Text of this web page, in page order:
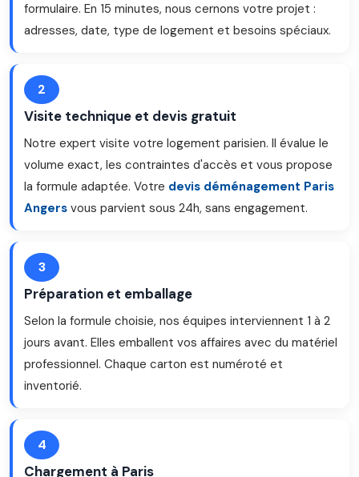
formulaire. En 15 minutes, nous cernons votre projet :
adresses, date, type de logement et besoins spéciaux.
2
Visite technique et devis gratuit
Notre expert visite votre logement parisien. Il évalue le
volume exact, les contraintes d'accès et vous propose
la formule adaptée. Votre devis déménagement Paris
Angers vous parvient sous 24h, sans engagement.
3
Préparation et emballage
Selon la formule choisie, nos équipes interviennent 1 à 2
jours avant. Elles emballent vos affaires avec du matériel
professionnel. Chaque carton est numéroté et
inventorié.
4
Chargement à Paris